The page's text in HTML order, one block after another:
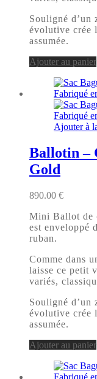
Souligné d’un
évolutive crée
assumée.
Ajouter au panier
Ajouter à
Ballotin –
Gold
890.00 €
Mini Ballot de
est enveloppé
ruban.
Comme dans
laisse ce petit
variés,
Souligné d’un
évolutive crée
assumée.
Ajouter au panier